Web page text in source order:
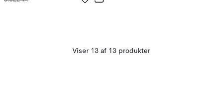
Viser 13 af 13 produkter